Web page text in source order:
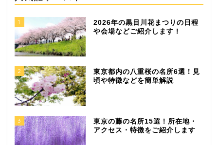
1
2026年の黒目川花まつりの日程
や会場などご紹介します！
2
東京都内の八重桜の名所6選！見
頃や特徴などを簡単解説
3
東京の藤の名所15選！所在地・
アクセス・特徴をご紹介します